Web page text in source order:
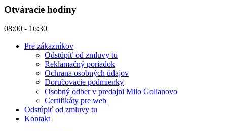
Otváracie hodiny
08:00 - 16:30
Pre zákazníkov
Odstúpiť od zmluvy tu
Reklamačný poriadok
Ochrana osobných údajov
Doručovacie podmienky
Osobný odber v predajni Milo Golianovo
Certifikáty pre web
Odstúpiť od zmluvy tu
Kontakt